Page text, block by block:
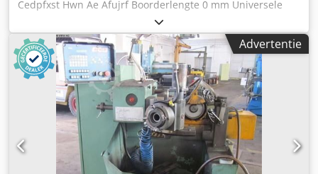
Cedpfxst Hwn Ae Afujrf Boorderlengte 0 mm Universele
boorslijpmachine Met veel toebehoren
Advertentie